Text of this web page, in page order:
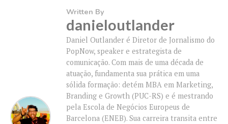
Written By
danieloutlander
Daniel Outlander é Diretor de Jornalismo do
PopNow, speaker e estrategista de
comunicação. Com mais de uma década de
atuação, fundamenta sua prática em uma
sólida formação: detém MBA em Marketing,
Branding e Growth (PUC-RS) e é mestrando
pela Escola de Negócios Europeus de
Barcelona (ENEB). Sua carreira transita entre